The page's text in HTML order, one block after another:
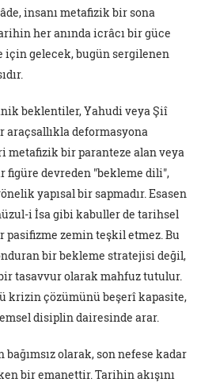
insanı metafizik bir sona
her anında icrâcı bir güce
için gelecek, bugün sergilenen
beklentiler, Yahudi veya Şiî
deformasyona
metafizik bir paranteze alan veya
devreden "bekleme dili",
yapısal bir sapmadır. Esasen
i İsa gibi kabuller de tarihsel
zemin teşkil etmez. Bu
bir bekleme stratejisi değil,
tasavvur olarak mahfuz tutulur.
krizin çözümünü beşerî kapasite,
disiplin dairesinde arar.
olarak, son nefese kadar
bir emanettir. Tarihin akışını